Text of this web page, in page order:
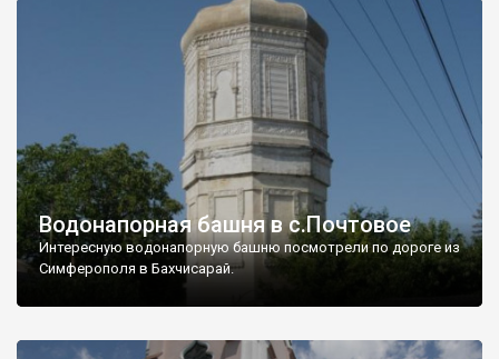
Водонапорная башня в с.Почтовое
Интересную водонапорную башню посмотрели по дороге из
Симферополя в Бахчисарай.